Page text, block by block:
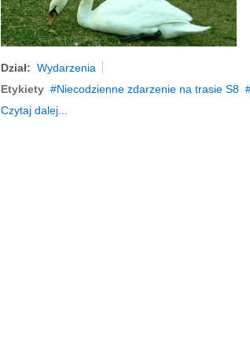
Dział: Wydarzenia
Etykiety
Niecodzienne zdarzenie na trasie S8
Czytaj dalej...